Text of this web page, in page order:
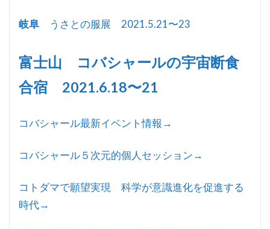
岐阜 うさとの服展 2021.5.21〜23
富士山 コバシャールの宇宙断食
合宿 2021.6.18〜21
コバシャール最新イベント情報→
コバシャール５次元的個人セッション→
コトダマで願望実現 科学が意識進化を促進する
時代→